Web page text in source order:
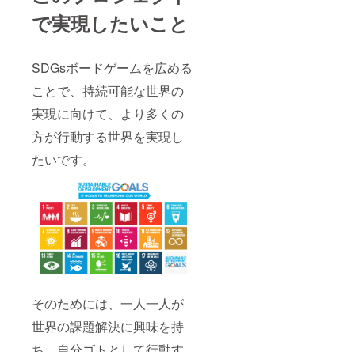
で実現したいこと
SDGsボードゲームを広める
ことで、持続可能な世界の
実現に向けて、より多くの
方が行動する世界を実現し
たいです。
そのためには、一人一人が
世界の課題解決に興味を持